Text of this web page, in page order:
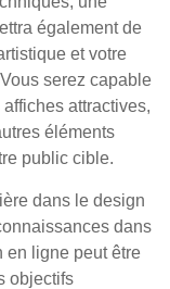
également de
et votre
serez capable
attractives,
éléments
public cible.
dans le design
dans
en ligne peut être
objectifs